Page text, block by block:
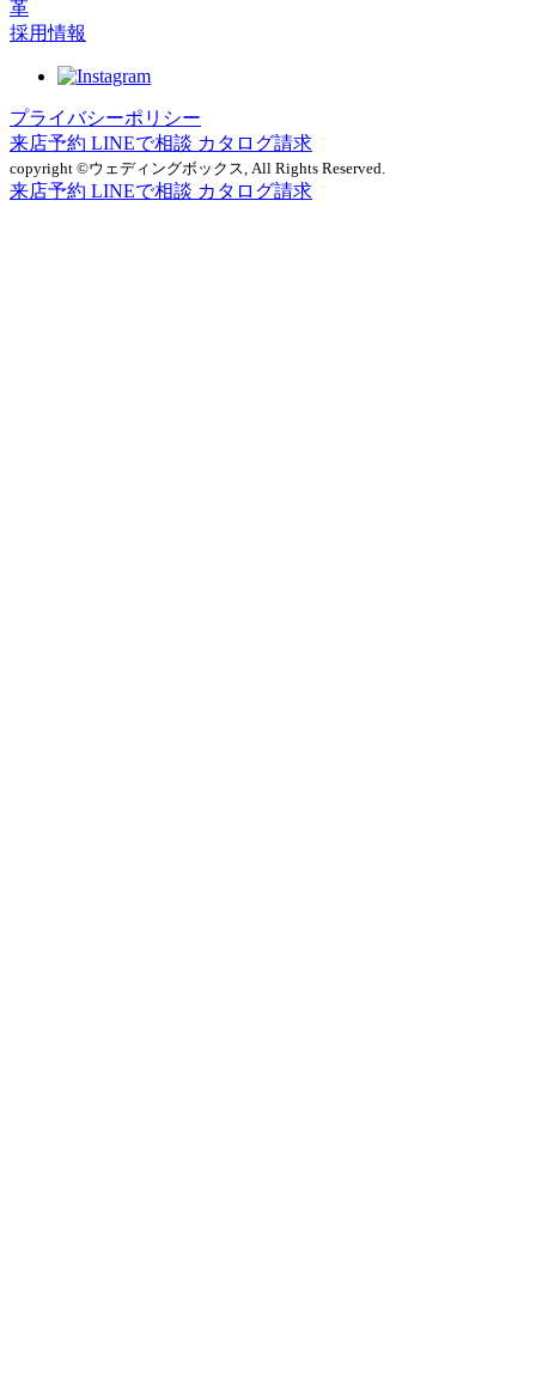
革
採用情報
プライバシーポリシー
来店予約 LINEで相談 カタログ請求
copyright ©ウェディングボックス, All Rights Reserved.
来店予約 LINEで相談 カタログ請求